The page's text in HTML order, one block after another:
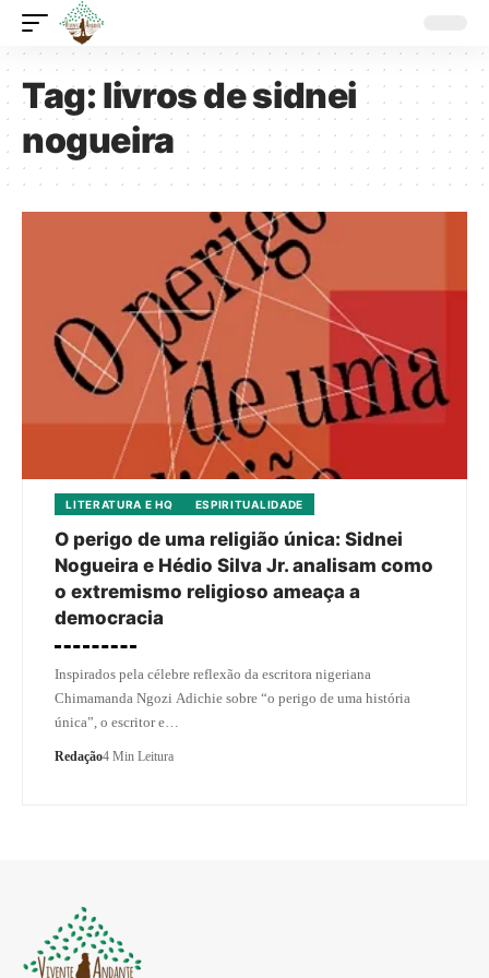
Tag:livros de sidnei
nogueira
LITERATURA E HQ ESPIRITUALIDADE
O perigo de uma religião única: Sidnei
Nogueira e Hédio Silva Jr. analisam como
o extremismo religioso ameaça a
democracia
Inspirados pela célebre reflexão da escritora nigeriana
Chimamanda Ngozi Adichie sobre “o perigo de uma história
única”, o escritor e…
Redação4 Min Leitura